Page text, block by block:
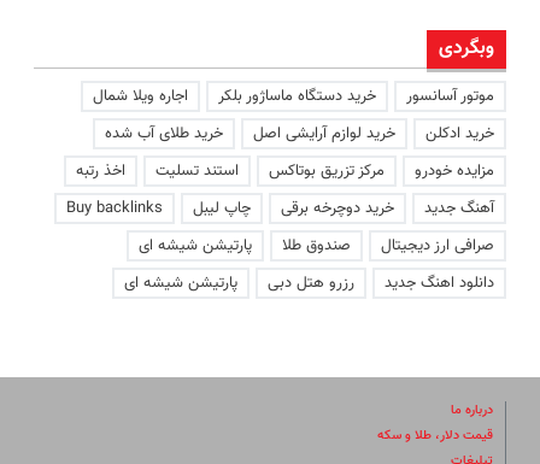
وبگردی
موتور آسانسور خرید دستگاه ماساژور بلکر
اجاره ویلا شمال
خرید ادکلن
خرید لوازم آرایشی اصل
خرید طلای آب شده
مزایده خودرو
مرکز تزریق بوتاکس استند تسلیت
اخذ رتبه
آهنگ جدید
خرید دوچرخه برقی چاپ لیبل
Buy backlinks
صرافی ارز دیجیتال
صندوق طلا
پارتیشن شیشه ای
دانلود اهنگ جدید
رزرو هتل دبی پارتیشن شیشه ای
درباره ما
قیمت دلار، طلا و سکه